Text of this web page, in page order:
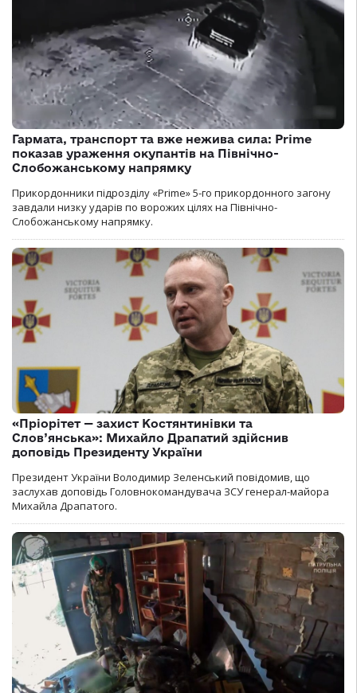
Гармата, транспорт та вже нежива сила: Prime
показав ураження окупантів на Північно-
Слобожанському напрямку
Прикордонники підрозділу «Prime» 5-го прикордонного загону
завдали низку ударів по ворожих цілях на Північно-
Слобожанському напрямку.
«Пріорітет — захист Костянтинівки та
Слов’янська»: Михайло Драпатий здійснив
доповідь Президенту України
Президент України Володимир Зеленський повідомив, що
заслухав доповідь Головнокомандувача ЗСУ генерал-майора
Михайла Драпатого.